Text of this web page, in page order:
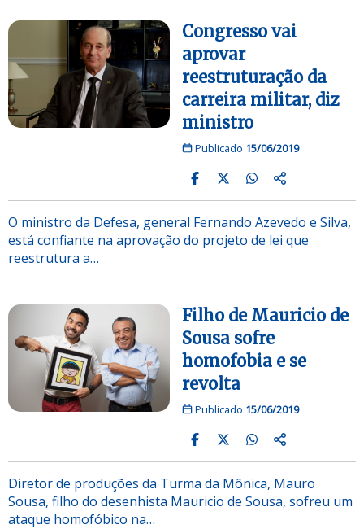
Congresso vai
aprovar
reestruturação da
carreira militar, diz
ministro
Publicado 15/06/2019
O ministro da Defesa, general Fernando Azevedo e Silva,
está confiante na aprovação do projeto de lei que
reestrutura a…
Filho de Mauricio de
Sousa sofre
homofobia e se
revolta
Publicado 15/06/2019
Diretor de produções da Turma da Mônica, Mauro
Sousa, filho do desenhista Mauricio de Sousa, sofreu um
ataque homofóbico na…